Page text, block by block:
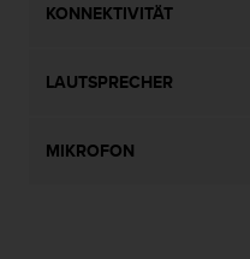
KONNEKTIVITÄT
LAUTSPRECHER
MIKROFON